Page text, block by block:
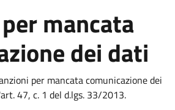
mancata
dei dati
per mancata comunicazione dei
47, c. 1 del d.lgs. 33/2013.